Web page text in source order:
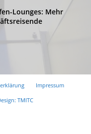
Lounges: Mehr
Impressum
TMITC